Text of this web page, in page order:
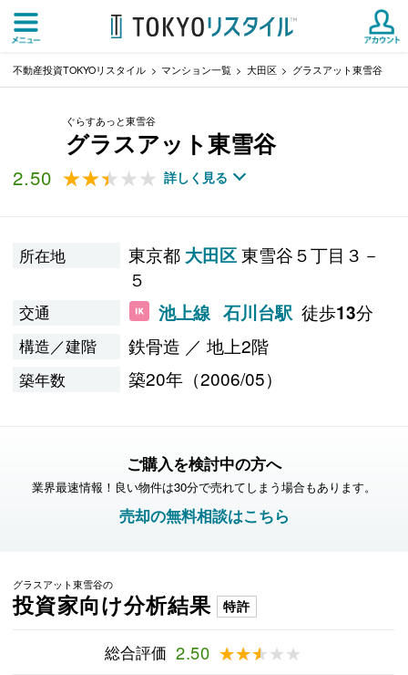
不動産投資TOKYOリスタイル マンション一覧 大田区 グラスアット東雪谷
ぐらすあっと東雪谷
グラスアット東雪谷
2.50 ★★★★★
★★★★★ 詳しく見る
所在地 東京都 大田区東雪谷５丁目３－
５
交通 池上線 石川台駅 徒歩13分
構造／建階 鉄骨造 ／ 地上2階
築年数 築20年（2006/05）
ご購入を検討中の方へ
業界最速情報！良い物件は30分で売れてしまう場合もあります。
売却の無料相談はこちら
グラスアット東雪谷の
投資家向け分析結果 特許
総合評価 2.50 ★★★★★
★★★★★